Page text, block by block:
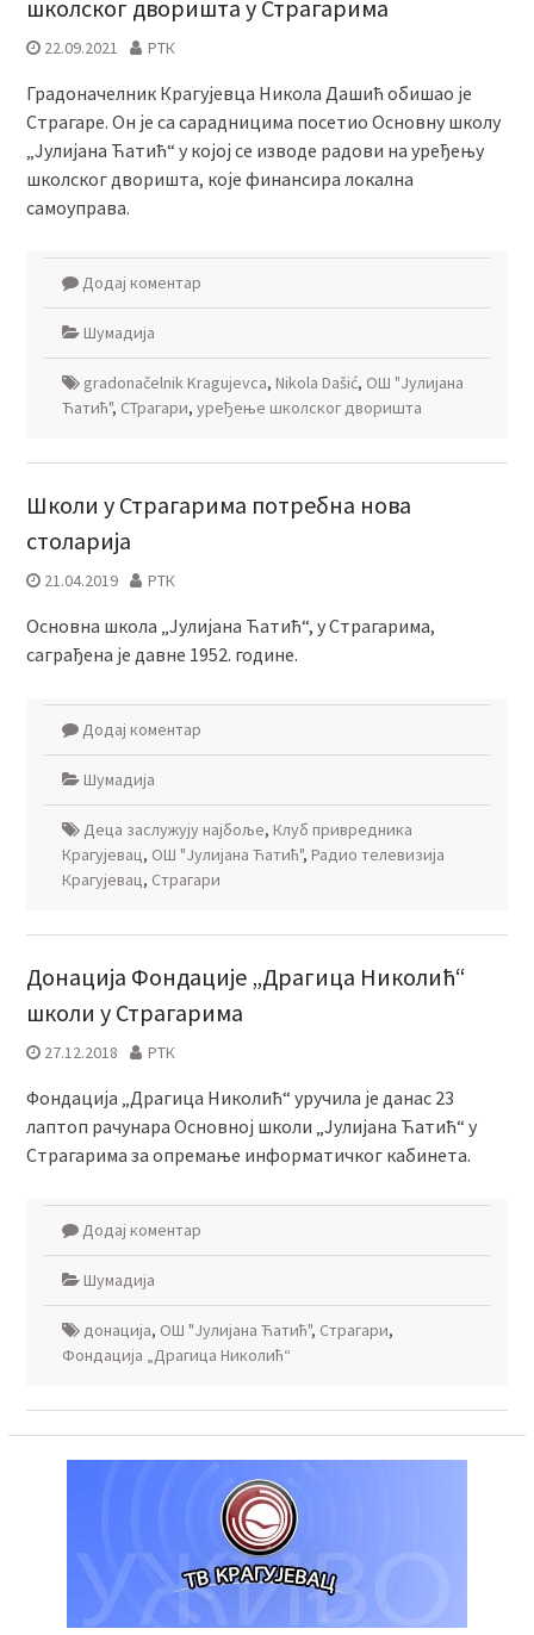
школског дворишта у Страгарима
22.09.2021 РТК
Градоначелник Крагујевца Никола Дашић обишао је
Страгаре. Он је са сарадницима посетио Основну школу
„Јулијана Ћатић“ у којој се изводе радови на уређењу
школског дворишта, које финансира локална
самоуправа.
Додај коментар
Шумадија
gradonačelnik Kragujevca, Nikola Dašić, ОШ "Јулијана
Ћатић", СТрагари, уређење школског дворишта
Школи у Страгарима потребна нова
столарија
21.04.2019 РТК
Основна школа „Јулијана Ћатић“, у Страгарима,
саграђена је давне 1952. године.
Додај коментар
Шумадија
Деца заслужују најбоље, Клуб привредника
Крагујевац, ОШ "Јулијана Ћатић", Радио телевизија
Крагујевац, Страгари
Донација Фондације „Драгица Николић“
школи у Страгарима
27.12.2018 РТК
Фондација „Драгица Николић“ уручила је данас 23
лаптоп рачунара Основној школи „Јулијана Ћатић“ у
Страгарима за опремање информатичког кабинета.
Додај коментар
Шумадија
донација, ОШ "Јулијана Ћатић", Страгари,
Фондација „Драгица Николић“